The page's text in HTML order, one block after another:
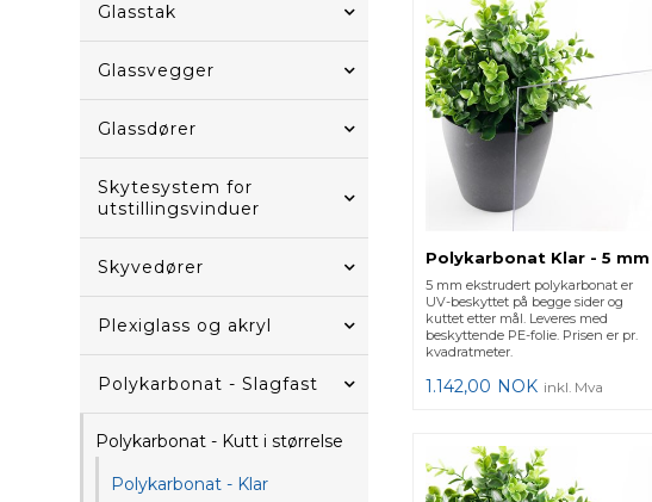
Glasstak
Glassvegger
Glassdører
Skytesystem for
utstillingsvinduer
Skyvedører
Plexiglass og akryl
Polykarbonat - Slagfast
Polykarbonat - Kutt i størrelse
Polykarbonat - Klar
Polykarbonat Klar - 5 mm
5 mm ekstrudert polykarbonat er
UV-beskyttet på begge sider og
kuttet etter mål. Leveres med
beskyttende PE-folie. Prisen er pr.
kvadratmeter.
1.142,00 NOK inkl. Mva